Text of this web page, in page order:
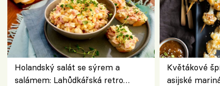
Holandský salát se sýrem a
salámem: Lahůdkářská retro
Květákové
asijské